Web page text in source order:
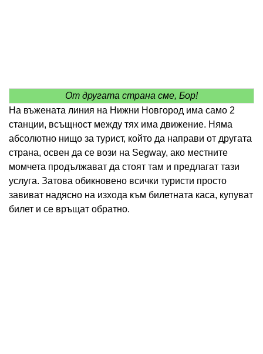
От другата страна сме, Бор!
На въжената линия на Нижни Новгород има само 2
станции, всъщност между тях има движение. Няма
абсолютно нищо за турист, който да направи от другата
страна, освен да се вози на Segway, ако местните
момчета продължават да стоят там и предлагат тази
услуга. Затова обикновено всички туристи просто
завиват надясно на изхода към билетната каса, купуват
билет и се връщат обратно.